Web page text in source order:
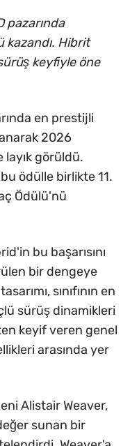
pazarında
kazandı. Hibrit
keyfiyle öne
en prestijli
2026
layık görüldü.
ödülle birlikte 11.
Ödülü'nü
bu başarısını
bir dengeye
sınıfının en
sürüş dinamikleri
keyif veren genel
arasında yer
Alistair Weaver,
sunan bir